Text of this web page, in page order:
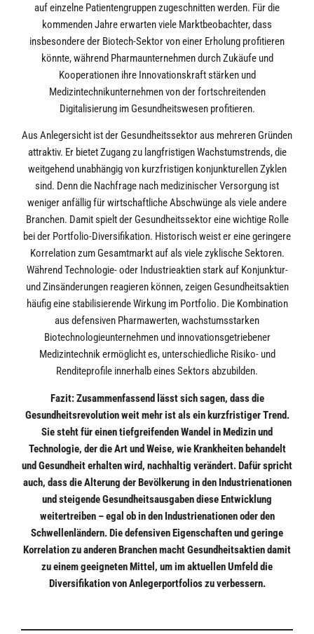
auf einzelne Patientengruppen zugeschnitten werden. Für die
kommenden Jahre erwarten viele Marktbeobachter, dass
insbesondere der Biotech-Sektor von einer Erholung profitieren
könnte, während Pharmaunternehmen durch Zukäufe und
Kooperationen ihre Innovationskraft stärken und
Medizintechnikunternehmen von der fortschreitenden
Digitalisierung im Gesundheitswesen profitieren.
Aus Anlegersicht ist der Gesundheitssektor aus mehreren Gründen
attraktiv. Er bietet Zugang zu langfristigen Wachstumstrends, die
weitgehend unabhängig von kurzfristigen konjunkturellen Zyklen
sind. Denn die Nachfrage nach medizinischer Versorgung ist
weniger anfällig für wirtschaftliche Abschwünge als viele andere
Branchen. Damit spielt der Gesundheitssektor eine wichtige Rolle
bei der Portfolio-Diversifikation. Historisch weist er eine geringere
Korrelation zum Gesamtmarkt auf als viele zyklische Sektoren.
Während Technologie- oder Industrieaktien stark auf Konjunktur-
und Zinsänderungen reagieren können, zeigen Gesundheitsaktien
häufig eine stabilisierende Wirkung im Portfolio. Die Kombination
aus defensiven Pharmawerten, wachstumsstarken
Biotechnologieunternehmen und innovationsgetriebener
Medizintechnik ermöglicht es, unterschiedliche Risiko- und
Renditeprofile innerhalb eines Sektors abzubilden.
Fazit: Zusammenfassend lässt sich sagen, dass die
Gesundheitsrevolution weit mehr ist als ein kurzfristiger Trend.
Sie steht für einen tiefgreifenden Wandel in Medizin und
Technologie, der die Art und Weise, wie Krankheiten behandelt
und Gesundheit erhalten wird, nachhaltig verändert. Dafür spricht
auch, dass die Alterung der Bevölkerung in den Industrienationen
und steigende Gesundheitsausgaben diese Entwicklung
weitertreiben – egal ob in den Industrienationen oder den
Schwellenländern. Die defensiven Eigenschaften und geringe
Korrelation zu anderen Branchen macht Gesundheitsaktien damit
zu einem geeigneten Mittel, um im aktuellen Umfeld die
Diversifikation von Anlegerportfolios zu verbessern.